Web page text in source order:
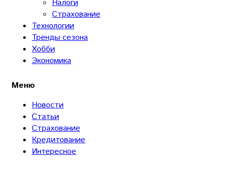
Налоги
Страхование
Технологии
Тренды сезона
Хобби
Экономика
Меню
Новости
Статьи
Страхование
Кредитование
Интересное